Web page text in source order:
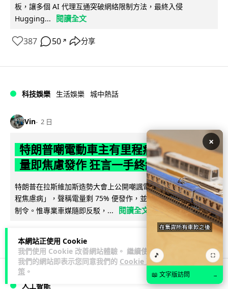
本網站正使用 Cookie
我們使用 Cookie 改善網站體驗。 繼續使用
我們的網站即表示您同意我們的 Cookie 政
策 。
板，讓多個 AI 代理互通突破網絡限制方法，最終入侵
Hugging...
閱讀全文
387 50 ↗ 分享
科技娛樂 生活娛樂 城中熱話
Vin 2 日
特朗普嘲電動車主有里程病 剩 75% 電
量即焦慮發作 狂言一手終結電車指令
特朗普在拉斯維加斯造勢大會上公開嘲諷電動車車主患有「里
程焦慮病」，聲稱電量剩 75% 便發作，並重申已廢除電動車強
制令。惟專業車媒隨即反駁，...
閱讀全文
人工智能
×
🎵 ⛶
📖 文字版訪問 →